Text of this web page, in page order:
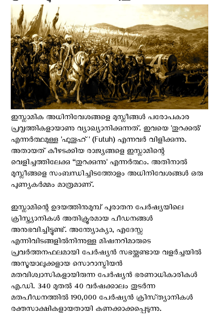
ഇസ്ലാമിക അധിനിവേശങ്ങളെ മുസ്ലീങ്ങൾ പരോപകാര
പ്രവൃത്തികളായാണു വ്യാഖ്യാനിക്കുന്നത്. ഇവയെ 'തുറക്കൽ'
എന്നർത്ഥമുള്ള 'ഫുതൂഹ്' (Futuh) എന്നവർ വിളിക്കുന്നു.
അതായത് കീഴടക്കിയ രാജ്യങ്ങളെ ഇസ്ലാമിന്റെ
വെളിച്ചത്തിലേക്കു “തുറക്കുന്നു' എന്നർത്ഥം. അതിനാൽ
മുസ്ലീങ്ങളെ സംബന്ധിച്ചിടത്തോളം അധിനിവേശങ്ങൾ ഒരു
പുണ്യകർമ്മം മാത്രമാണ്.
ഇസ്ലാമിന്റെ ഉദയത്തിനുമുമ്പ് പുരാതന പേർഷ്യയിലെ
ക്രിസ്ത്യാനികൾ അതിക്രൂരമായ പീഡനങ്ങൾ
അനുഭവിച്ചിട്ടുണ്ട്. അന്ത്യോക്യാ, എദേസ്സ
എന്നിവിടങ്ങളിൽനിന്നുള്ള മിഷനറിമാരുടെ
പ്രവർത്തനഫലമായി പേർഷ്യൻ സഭയ്ക്കുണ്ടായ വളർച്ചയിൽ
അസൂയാലുക്കളായ സൊറാസ്ട്രിയൻ
മതവിശ്വാസികളായിരുന്ന പേർഷ്യൻ ഭരണാധികാരികൾ
എ.ഡി. 340 മുതൽ 40 വർഷക്കാലം തുടർന്ന
മതപീഡനത്തിൽ 190,000 പേർഷ്യൻ ക്രിസ്‌ത്യാനികൾ
രക്തസാക്ഷികളായതായി കണക്കാക്കപ്പെടുന്നു.